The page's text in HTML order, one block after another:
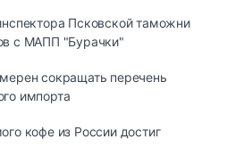
Псковской таможни
с МАПП "Бурачки"
сокращать перечень
импорта
кофе из России достиг